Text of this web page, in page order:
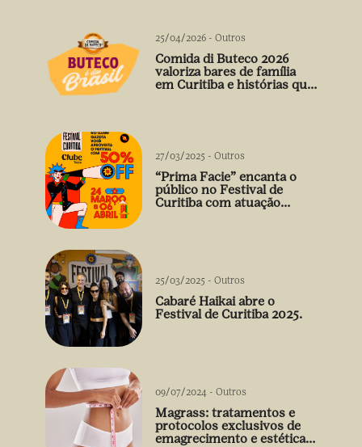
25/04/2026 - Outros
Comida di Buteco 2026
valoriza bares de família
em Curitiba e histórias que
27/03/2025 - Outros
“Prima Facie” encanta o
público no Festival de
Curitiba com atuação
25/03/2025 - Outros
Cabaré Haikai abre o
Festival de Curitiba 2025.
09/07/2024 - Outros
Magrass: tratamentos e
protocolos exclusivos de
emagrecimento e estética